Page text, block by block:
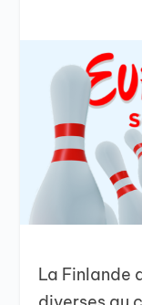
La Finlande